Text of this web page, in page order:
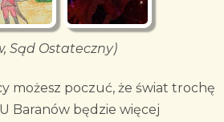
Sąd Ostateczny)
możesz poczuć, że świat trochę
Baranów będzie więcej